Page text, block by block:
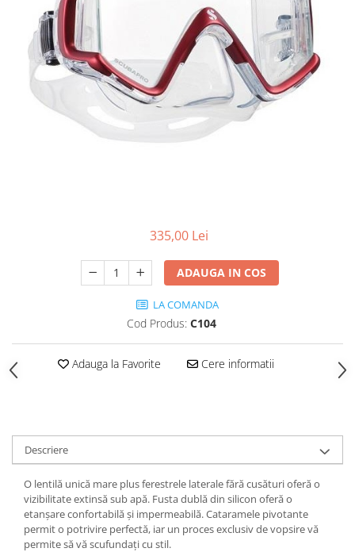
335,00 Lei
ADAUGA IN COS
LA COMANDA
Cod Produs: C104
Adauga la Favorite Cere informatii
Descriere
O lentilă unică mare plus ferestrele laterale fără cusături oferă o
vizibilitate extinsă sub apă. Fusta dublă din silicon oferă o
etanșare confortabilă și impermeabilă. Cataramele pivotante
permit o potrivire perfectă, iar un proces exclusiv de vopsire vă
permite să vă scufundați cu stil.